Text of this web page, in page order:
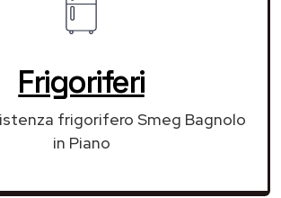
Frigoriferi
frigorifero Smeg Bagnolo
in Piano